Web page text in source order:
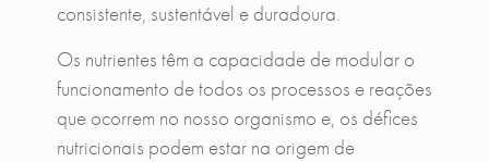
consistente, sustentável e duradoura.
Os nutrientes têm a capacidade de modular o
funcionamento de todos os processos e reações
que ocorrem no nosso organismo e, os défices
nutricionais podem estar na origem de